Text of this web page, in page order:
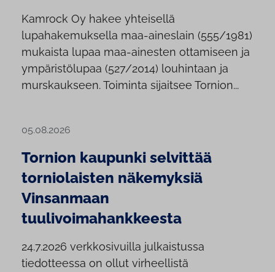
Kamrock Oy hakee yhteisellä
lupahakemuksella maa-aineslain (555/1981)
mukaista lupaa maa-ainesten ottamiseen ja
ympäristölupaa (527/2014) louhintaan ja
murskaukseen. Toiminta sijaitsee Tornion...
05.08.2026
Tornion kaupunki selvittää
torniolaisten näkemyksiä
Vinsanmaan
tuulivoimahankkeesta
24.7.2026 verkkosivuilla julkaistussa
tiedotteessa on ollut virheellistä